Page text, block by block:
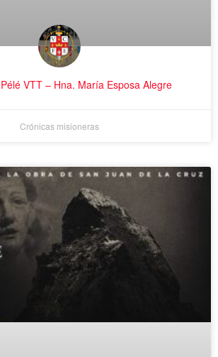
VTT – Hna. María Esposa Alegre
Crónicas misioneras